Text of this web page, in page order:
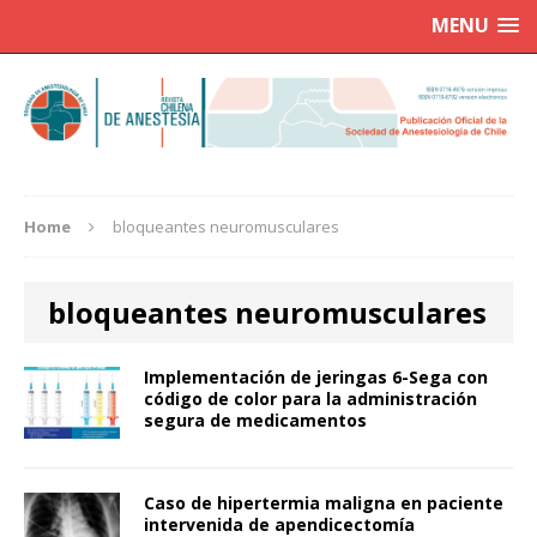
MENU
Home bloqueantes neuromusculares
bloqueantes neuromusculares
Implementación de jeringas 6-Sega con
código de color para la administración
segura de medicamentos
Caso de hipertermia maligna en paciente
intervenida de apendicectomía